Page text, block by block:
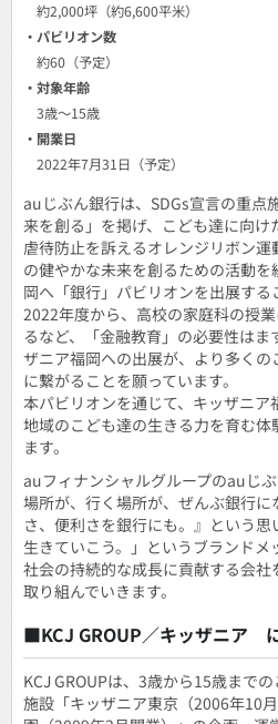
約2,000坪（約6,600平米）
・パビリオン数
約60（予定）
・対象年齢
3歳～15歳
・開業日
2022年7月31日（予定）
auじぶん銀行は、SDGs宣言の重点
来を創る」を掲げ、こども達に向
虐待防止を訴えるオレンジリボン
の健やかな未来を創るための活動
岡へ「銀行」パビリオンを出展する
2022年度から、高校の家庭科の授
るなど、「金融教育」の必要性はま
ザニア福岡への出展が、より多く
に繋がることを願っています。
本パビリオンを通じて、キッザニア
地域のこども達の生きる力を育む
ます。
auフィナンシャルグループのauじ
場所が、行く場所が、ぜんぶ銀行
さ、便利さを銀行にも。』という思
生きていこう。」というブランドメ
社会の持続的な成長に貢献する会
取り組んでいきます。
■KCJ GROUP／キッザニア
KCJ GROUPは、3歳から15歳まで
施設「キッザニア東京（2006年10